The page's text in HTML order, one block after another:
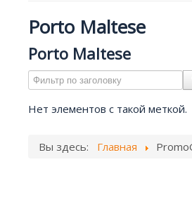
Porto Maltese
Porto Maltese
Фильтр по заголовку
Нет элементов с такой меткой.
Вы здесь: Главная